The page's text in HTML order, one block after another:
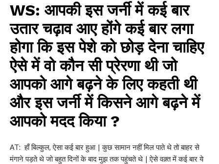
WS: आपकी इस जर्नी में कई बार
उतार चढ़ाव आए होंगे कई बार लगा
होगा कि इस पेशे को छोड़ देना चाहिए
ऐसे में वो कौन सी प्रेरणा थी जो
आपको आगे बढ़ने के लिए कहती थी
और इस जर्नी में किसने आगे बढ़ने में
आपको मदद किया ?
AT: हाँ बिल्कुल, ऐसा कई बार हुआ | कुछ सामान नहीं मिल पाते थे तो बाहर से
मंगाने पड़ते थे जो बहुत दिनों के बाद मुझ तक पहुंचते थे | ऐसे वक़्त में कई बार ये